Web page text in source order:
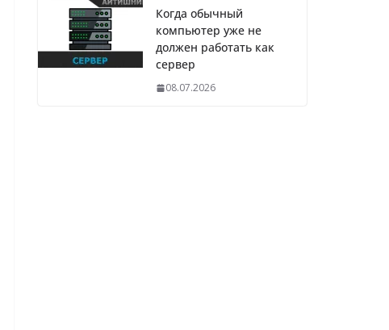
Когда обычный
компьютер уже не
должен работать как
сервер
08.07.2026